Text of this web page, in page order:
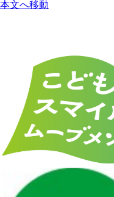
本文へ移動